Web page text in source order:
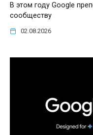
В этом году Google
сообществу
02.08.2026